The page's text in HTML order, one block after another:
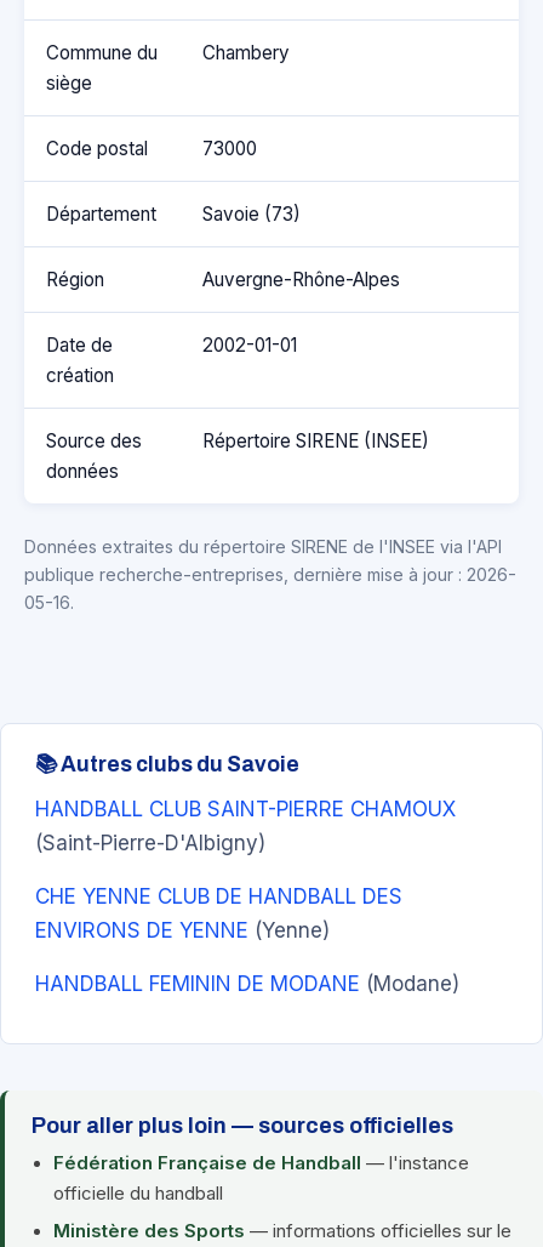
Commune du
siège
Chambery
Code postal 73000
Département Savoie (73)
Région Auvergne-Rhône-Alpes
Date de
création
2002-01-01
Source des
données
Répertoire SIRENE (INSEE)
Données extraites du répertoire SIRENE de l'INSEE via l'API
publique recherche-entreprises, dernière mise à jour : 2026-
05-16.
📚 Autres clubs du Savoie
HANDBALL CLUB SAINT-PIERRE CHAMOUX
(Saint-Pierre-D'Albigny)
CHE YENNE CLUB DE HANDBALL DES
ENVIRONS DE YENNE (Yenne)
HANDBALL FEMININ DE MODANE (Modane)
Pour aller plus loin — sources officielles
Fédération Française de Handball — l'instance
officielle du handball
Ministère des Sports — informations officielles sur le